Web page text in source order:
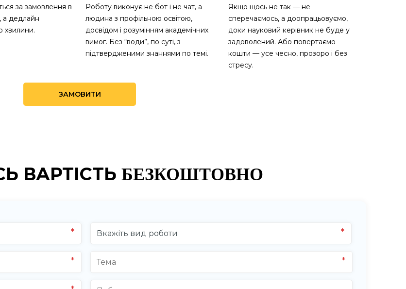
за замовлення в
а дедлайн
хвилини.
Роботу виконує не бот і не чат, а
людина з профільною освітою,
досвідом і розумінням академічних
вимог. Без “води”, по суті, з
підтвердженими знаннями по темі.
Якщо щось не так — не
сперечаємось, а доопрацьовуємо,
доки науковий керівник не буде у
задоволений. Або повертаємо
кошти — усе чесно, прозоро і без
стресу.
ЗАМОВИТИ
ВАРТІСТЬ БЕЗКОШТОВНО